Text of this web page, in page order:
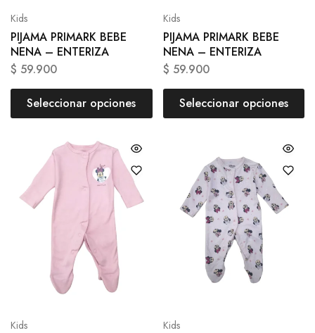
Kids
PIJAMA PRIMARK BEBE
NENA – ENTERIZA
$ 59.900
Seleccionar opciones
Kids
PIJAMA PRIMARK BEBE
NENA – ENTERIZA
$ 59.900
Seleccionar opciones
Kids Kids